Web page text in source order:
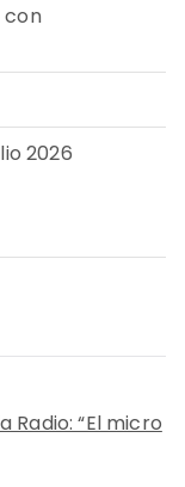
con
2026
Radio: “El micro